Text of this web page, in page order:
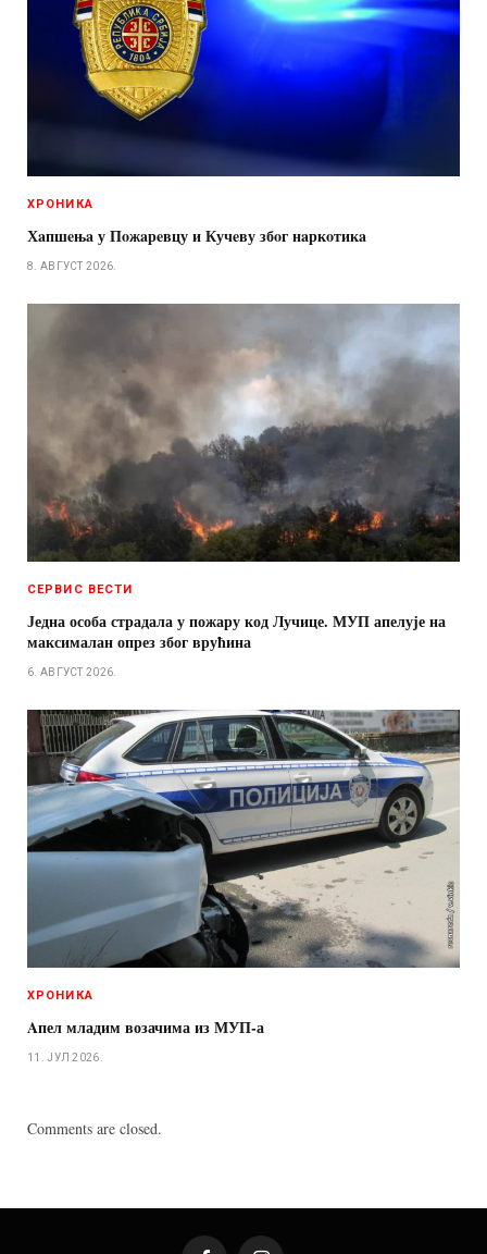
ХРОНИКА
Хaпшeњa у Пoжaрeвцу и Кучeву збoг нaркoтикa
8. АВГУСТ 2026.
СЕРВИС ВЕСТИ
Једна особа страдала у пожару код Лучице. МУП апелује на
максималан опрез због врућина
6. АВГУСТ 2026.
ХРОНИКА
Aпел младим возачима из МУП-а
11. ЈУЛ 2026.
Comments are closed.